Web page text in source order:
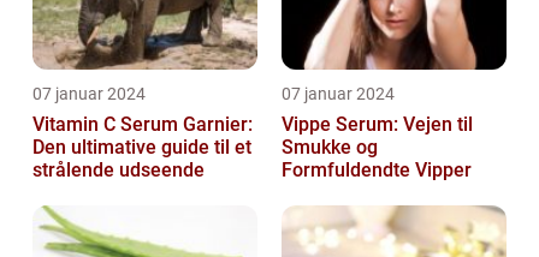
07 januar 2024
Vitamin C Serum Garnier:
Den ultimative guide til et
strålende udseende
07 januar 2024
Vippe Serum: Vejen til
Smukke og
Formfuldendte Vipper